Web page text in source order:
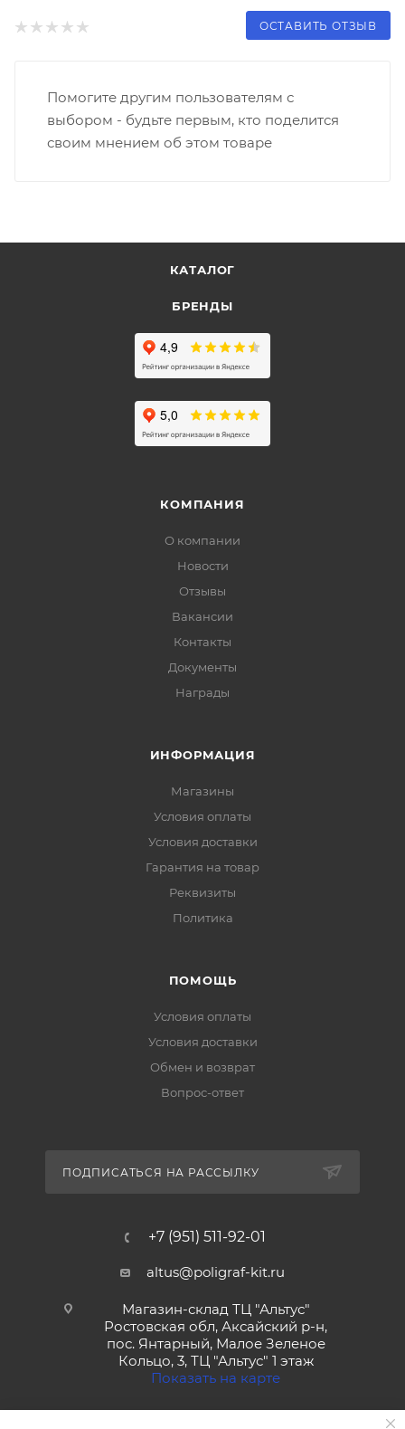
ОСТАВИТЬ ОТЗЫВ
Помогите другим пользователям с
выбором - будьте первым, кто поделится
своим мнением об этом товаре
КАТАЛОГ
БРЕНДЫ
КОМПАНИЯ
О компании
Новости
Отзывы
Вакансии
Контакты
Документы
Награды
ИНФОРМАЦИЯ
Магазины
Условия оплаты
Условия доставки
Гарантия на товар
Реквизиты
Политика
ПОМОЩЬ
Условия оплаты
Условия доставки
Обмен и возврат
Вопрос-ответ
ПОДПИСАТЬСЯ НА РАССЫЛКУ
+7 (951) 511-92-01
altus@poligraf-kit.ru
Магазин-склад ТЦ "Альтус"
Ростовская обл, Аксайский р-н,
пос. Янтарный, Малое Зеленое
Кольцо, 3, ТЦ "Альтус" 1 этаж
Показать на карте